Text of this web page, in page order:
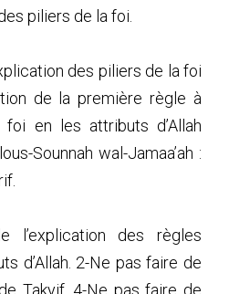
- Sulaiman Al-
- Sulaiman Al-
- Sulaiman Al-
- Sulaiman Al-
- Sulaiman Al-
piliers de la foi.
des piliers de la foi
de la première règle à
en les attributs d’Allah
Sounnah wal-Jamaa’ah :
l’explication des règles
d’Allah. 2-Ne pas faire de
Takyif, 4-Ne pas faire de